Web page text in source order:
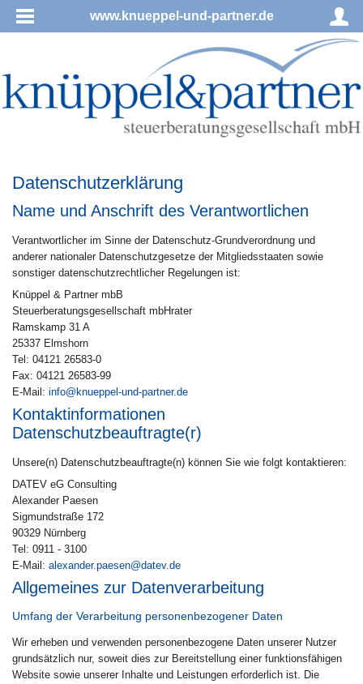
www.knueppel-und-partner.de
Datenschutzerklärung
Name und Anschrift des Verantwortlichen
Verantwortlicher im Sinne der Datenschutz-Grundverordnung und
anderer nationaler Datenschutzgesetze der Mitgliedsstaaten sowie
sonstiger datenschutzrechtlicher Regelungen ist:
Knüppel & Partner mbB
Steuerberatungsgesellschaft mbHrater
Ramskamp 31 A
25337 Elmshorn
Tel: 04121 26583-0
Fax: 04121 26583-99
E-Mail: info@knueppel-und-partner.de
Kontaktinformationen
Datenschutzbeauftragte(r)
Unsere(n) Datenschutzbeauftragte(n) können Sie wie folgt kontaktieren:
DATEV eG Consulting
Alexander Paesen
Sigmundstraße 172
90329 Nürnberg
Tel: 0911 - 3100
E-Mail: alexander.paesen@datev.de
Allgemeines zur Datenverarbeitung
Umfang der Verarbeitung personenbezogener Daten
Wir erheben und verwenden personenbezogene Daten unserer Nutzer
grundsätzlich nur, soweit dies zur Bereitstellung einer funktionsfähigen
Website sowie unserer Inhalte und Leistungen erforderlich ist. Die